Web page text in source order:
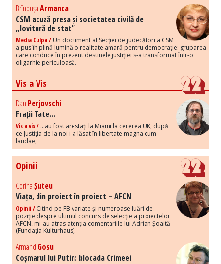
BrîndușaArmanca
CSM acuză presa și societatea civilă de
„lovitură de stat”
Media Culpa / Un document al Secției de judecători a CSM
a pus în plină lumină o realitate amară pentru democrație: gruparea
care conduce în prezent destinele justiției s-a transformat într-o
oligarhie periculoasă.
Vis a Vis
Dan Perjovschi
Frații Tate...
Vis a vis / ...au fost arestați la Miami la cererea UK, după
ce Justiția de la noi i-a lăsat în libertate magna cum
laudae,
Opinii
CorinaȘuteu
Viața, din proiect în proiect – AFCN
Opinii / Citind pe FB variate și numeroase luări de
poziție despre ultimul concurs de selecție a proiectelor
AFCN, mi-au atras atenția comentariile lui Adrian Șoaită
(Fundația Kulturhaus).
Armand Gosu
Coșmarul lui Putin: blocada Crimeei